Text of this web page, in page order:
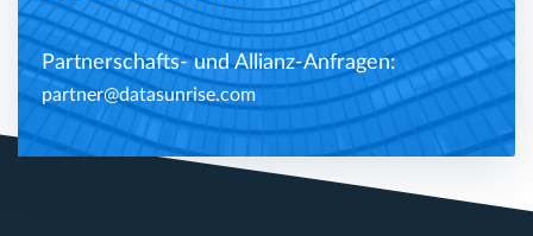
Partnerschafts- und Allianz-Anfragen:
partner@datasunrise.com